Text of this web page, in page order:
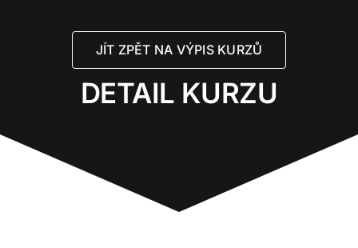
JÍT ZPĚT NA VÝPIS KURZŮ
DETAIL KURZU